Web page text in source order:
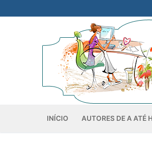
para
INÍCIO AUTORES DE A ATÉ H